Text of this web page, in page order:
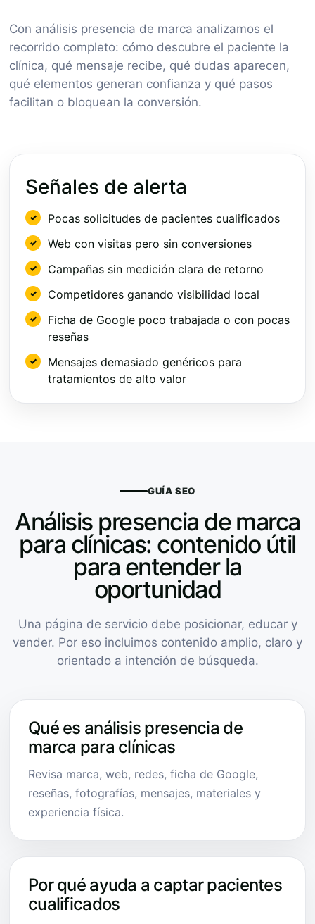
Con análisis presencia de marca analizamos el
recorrido completo: cómo descubre el paciente la
clínica, qué mensaje recibe, qué dudas aparecen,
qué elementos generan confianza y qué pasos
facilitan o bloquean la conversión.
Señales de alerta
Pocas solicitudes de pacientes cualificados
Web con visitas pero sin conversiones
Campañas sin medición clara de retorno
Competidores ganando visibilidad local
Ficha de Google poco trabajada o con pocas
reseñas
Mensajes demasiado genéricos para
tratamientos de alto valor
GUÍA SEO
Análisis presencia de marca
para clínicas: contenido útil
para entender la
oportunidad
Una página de servicio debe posicionar, educar y
vender. Por eso incluimos contenido amplio, claro y
orientado a intención de búsqueda.
Qué es análisis presencia de
marca para clínicas
Revisa marca, web, redes, ficha de Google,
reseñas, fotografías, mensajes, materiales y
experiencia física.
Por qué ayuda a captar pacientes
cualificados